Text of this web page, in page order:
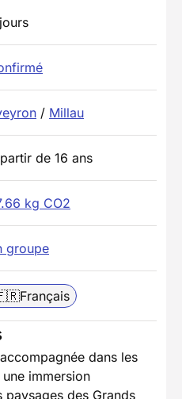
/ Millau
de 16 ans
kg CO2
groupe
Français
dans les
immersion
des Grands